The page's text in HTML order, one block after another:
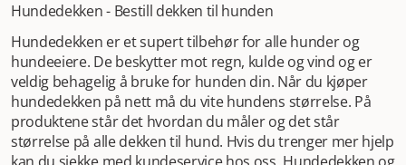
Hundedekken - Bestill dekken til hunden
Hundedekken er et supert tilbehør for alle hunder og
hundeeiere. De beskytter mot regn, kulde og vind og er
veldig behagelig å bruke for hunden din. Når du kjøper
hundedekken på nett må du vite hundens størrelse. På
produktene står det hvordan du måler og det står
størrelse på alle dekken til hund. Hvis du trenger mer hjelp